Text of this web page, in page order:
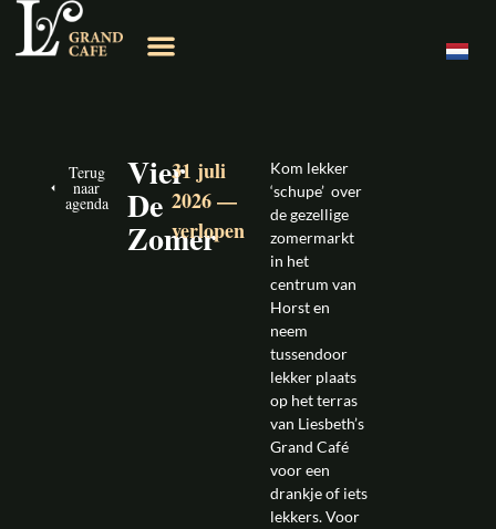
Terug
naar
agenda
Vier
De
Zomer
31 juli
2026—
verlopen
Kom lekker
‘schupe’ over
de gezellige
zomermarkt
in het
centrum van
Horst en
neem
tussendoor
lekker plaats
op het terras
van Liesbeth’s
Grand Café
voor een
drankje of iets
lekkers. Voor